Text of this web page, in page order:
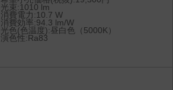
光束:1010 lm
消費電力:10.7 W
消費効率:94.3 lm/W
光色(色温度):昼白色（5000K）
演色性:Ra83